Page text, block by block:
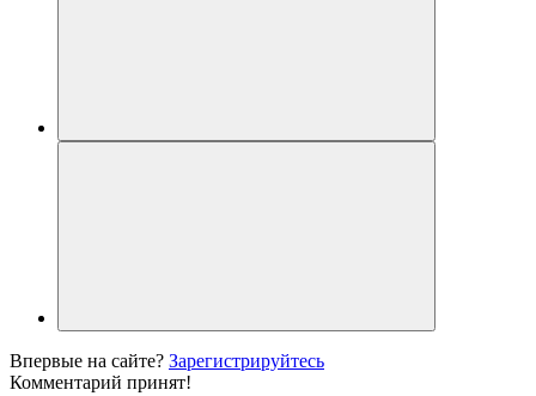
Впервые на сайте? Зарегистрируйтесь
Комментарий принят!